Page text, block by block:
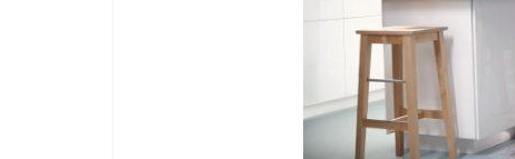
dispozitiv pentru tonifiere muschi